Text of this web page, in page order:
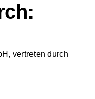
vertreten durch